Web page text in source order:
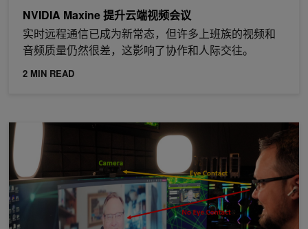
NVIDIA Maxine 提升云端视频会议
实时远程通信已成为新常态，但许多上班族的视频和
音频质量仍然很差，这影响了协作和人际交往。
2 MIN READ
通过 NVIDIA Maxine 眼神接触改善视频会议中的人际关系